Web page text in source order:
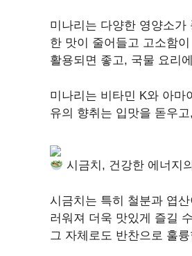
미나리는 다양한 영양소
한 맛이 줄어들고 고소함
활용되면 좋고, 국물 요리
미나리는 비타민 K와 아마
유의 향취는 입맛을 돋우
시금치, 건강한 에너지
시금치는 특히 철분과 엽
러워져 더욱 맛있게 즐길
그 자체로도 반찬으로 훌